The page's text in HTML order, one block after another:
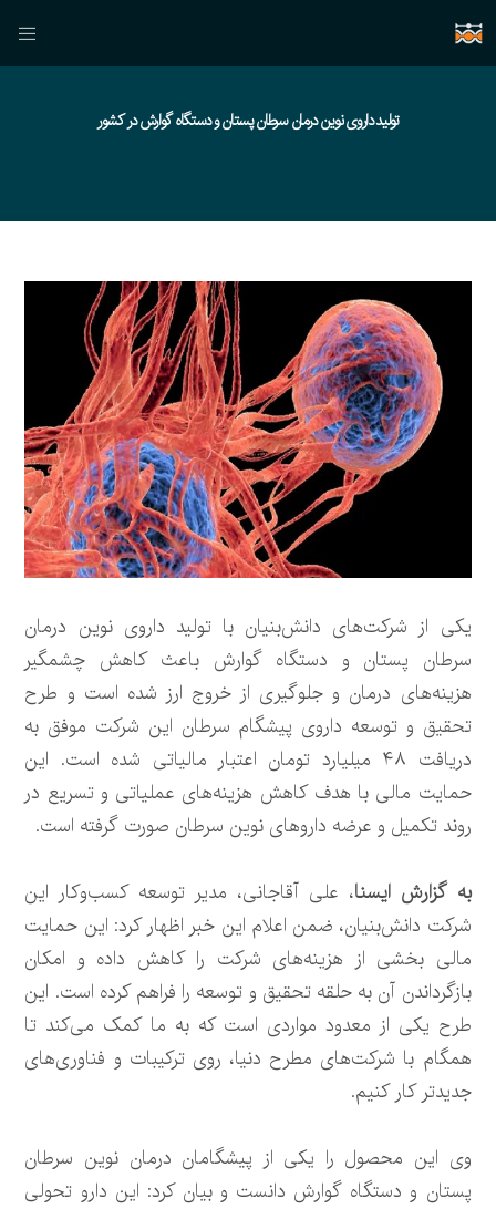
تولید داروی نوین درمان سرطان پستان و دستگاه گوارش در کشور
یکی از شرکت‌های دانش‌بنیان با تولید داروی نوین درمان
سرطان پستان و دستگاه گوارش باعث کاهش چشمگیر
هزینه‌های درمان و جلوگیری از خروج ارز شده است و طرح
تحقیق و توسعه داروی پیشگام سرطان این شرکت موفق به
دریافت ۴۸ میلیارد تومان اعتبار مالیاتی شده است. این
حمایت مالی با هدف کاهش هزینه‌های عملیاتی و تسریع در
روند تکمیل و عرضه داروهای نوین سرطان صورت گرفته است.
به گزارش ایسنا، علی آقاجانی، مدیر توسعه کسب‌وکار این
شرکت دانش‌بنیان، ضمن اعلام این خبر اظهار کرد: این حمایت
مالی بخشی از هزینه‌های شرکت را کاهش داده و امکان
بازگرداندن آن به حلقه تحقیق و توسعه را فراهم کرده است. این
طرح یکی از معدود مواردی است که به ما کمک می‌کند تا
همگام با شرکت‌های مطرح دنیا، روی ترکیبات و فناوری‌های
جدیدتر کار کنیم.
وی این محصول را یکی از پیشگامان درمان نوین سرطان
پستان و دستگاه گوارش دانست و بیان کرد: این دارو تحولی